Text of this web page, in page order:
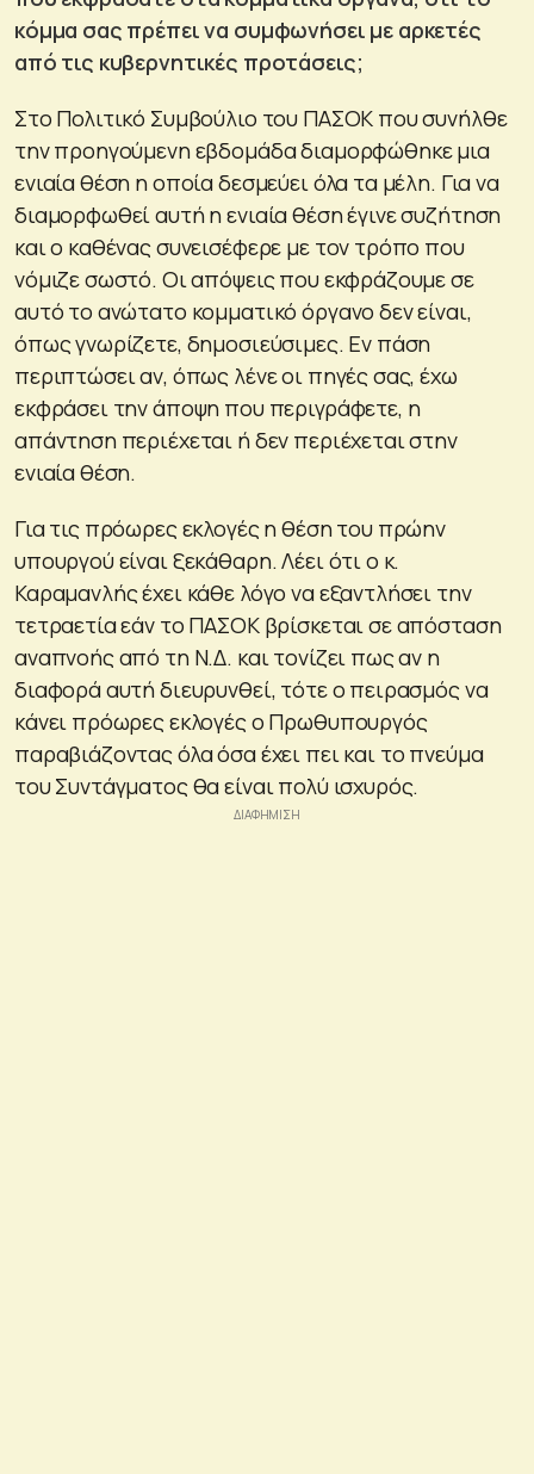
κόμμα σας πρέπει να συμφωνήσει με αρκετές
από τις κυβερνητικές προτάσεις;
Στο Πολιτικό Συμβούλιο του ΠΑΣΟΚ που συνήλθε
την προηγούμενη εβδομάδα διαμορφώθηκε μια
ενιαία θέση η οποία δεσμεύει όλα τα μέλη. Για να
διαμορφωθεί αυτή η ενιαία θέση έγινε συζήτηση
και ο καθένας συνεισέφερε με τον τρόπο που
νόμιζε σωστό. Οι απόψεις που εκφράζουμε σε
αυτό το ανώτατο κομματικό όργανο δεν είναι,
όπως γνωρίζετε, δημοσιεύσιμες. Εν πάση
περιπτώσει αν, όπως λένε οι πηγές σας, έχω
εκφράσει την άποψη που περιγράφετε, η
απάντηση περιέχεται ή δεν περιέχεται στην
ενιαία θέση.
Για τις πρόωρες εκλογές η θέση του πρώην
υπουργού είναι ξεκάθαρη. Λέει ότι ο κ.
Καραμανλής έχει κάθε λόγο να εξαντλήσει την
τετραετία εάν το ΠΑΣΟΚ βρίσκεται σε απόσταση
αναπνοής από τη Ν.Δ. και τονίζει πως αν η
διαφορά αυτή διευρυνθεί, τότε ο πειρασμός να
κάνει πρόωρες εκλογές ο Πρωθυπουργός
παραβιάζοντας όλα όσα έχει πει και το πνεύμα
του Συντάγματος θα είναι πολύ ισχυρός.